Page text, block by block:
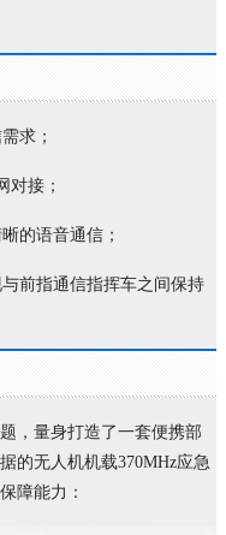
求；
对接；
的语音通信；
前指通信指挥车之间保持
，量身打造了一套便携部
的无人机机载370MHz应急
障能力：